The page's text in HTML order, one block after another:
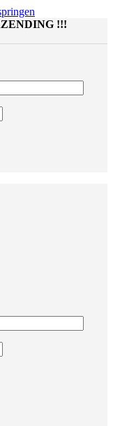
!!!